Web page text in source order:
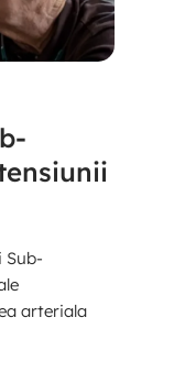
Sub-
arteriala